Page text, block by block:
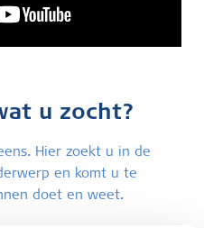
u zocht?
Hier zoekt u in de
en komt u te
doet en weet.